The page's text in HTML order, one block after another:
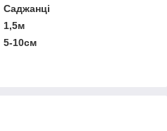
Саджанці
1,5м
5-10см